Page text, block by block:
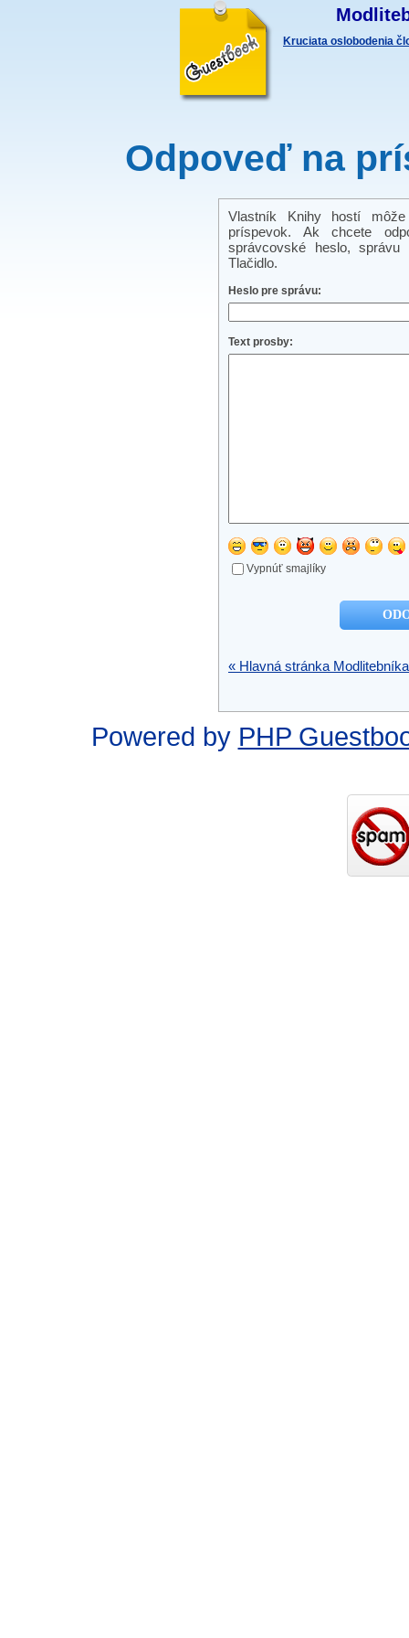
Kruciata oslobodenia
Odpoveď na
Vlastník Knihy hostí
príspevok. Ak chcete
správcovské heslo,
Tlačidlo.
Heslo pre správu:
Text prosby:
Vypnúť smajlíky
« Hlavná stránka Modlitebníka
Powered by PHP